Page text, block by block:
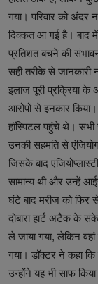
गया। परिवार को अंदर
दिक्कत आ गई है। बाद
प्रतिशत बचने की
सही तरीके से जानकारी
इलाज पूरी प्रक्रिया के
आरोपों से इनकार किया।
हॉस्पिटल पहुंचे थे। सभी
उनकी सहमति से
जिसके बाद
सामान्य थी और उन्हें
घंटे बाद मरीज को फिर
दोबारा हार्ट अटैक के
ले जाया गया, लेकिन
गया। डॉक्टर ने कहा कि
उन्होंने यह भी साफ